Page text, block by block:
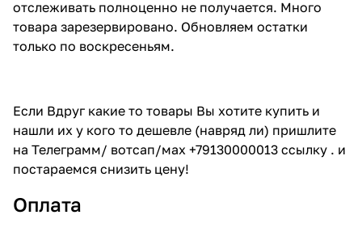
отслеживать полноценно не получается. Много
товара зарезервировано. Обновляем остатки
только по воскресеньям.
Если Вдруг какие то товары Вы хотите купить и
нашли их у кого то дешевле (навряд ли) пришлите
на Телеграмм/ вотсап/мах +79130000013 ссылку . и
постараемся снизить цену!
Оплата